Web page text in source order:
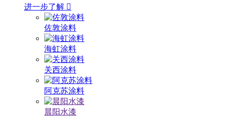
进一步了解 
佐敦涂料
海虹涂料
关西涂料
阿克苏涂料
晨阳水漆